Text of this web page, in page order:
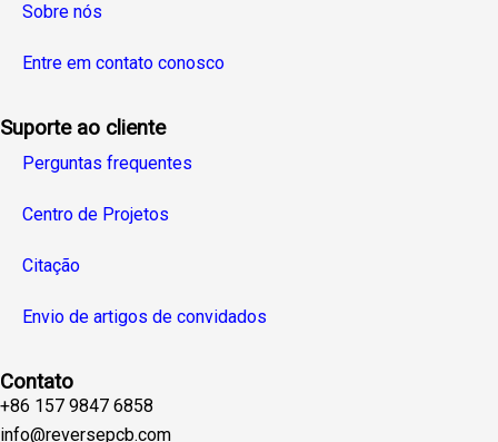
Sobre nós
Entre em contato conosco
Suporte ao cliente
Perguntas frequentes
Centro de Projetos
Citação
Envio de artigos de convidados
Contato
+86 157 9847 6858
info@reversepcb.com